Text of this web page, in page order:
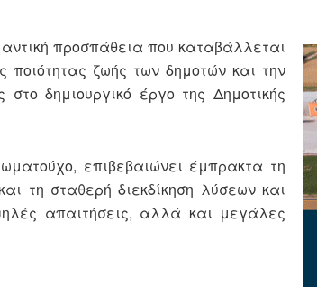
προσπάθεια που καταβάλλεται
ζωής των δημοτών και την
δημιουργικό έργο της Δημοτικής
επιβεβαιώνει έμπρακτα τη
τη σταθερή διεκδίκηση λύσεων και
απαιτήσεις, αλλά και μεγάλες